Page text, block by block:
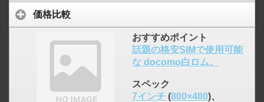
価格比較
おすすめポイント
話題の格安SIMで使用可能
な docomo白ロム。
スペック
7インチ(800×480)、